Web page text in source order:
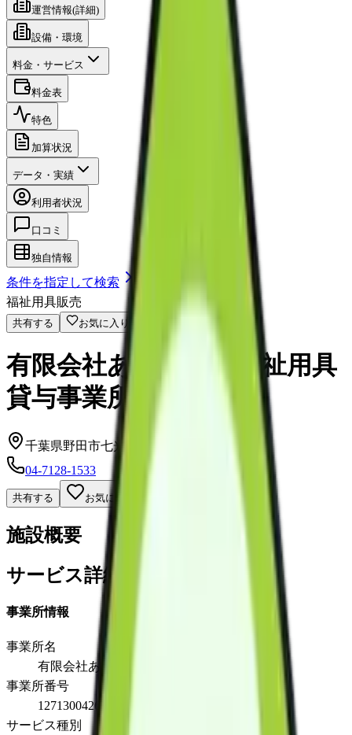
運営情報(詳細)
設備・環境
料金・サービス
料金表
特色
加算状況
データ・実績
利用者状況
口コミ
独自情報
条件を指定して検索
福祉用具販売
共有する お気に入り
有限会社あいらいふ福祉用具
貸与事業所
千葉県野田市七光台４２８番地４１
04-7128-1533
共有する お気に入り
施設概要
サービス詳細
事業所情報
事業所名
有限会社あいらいふ福祉用具貸与事業所
事業所番号
1271300426
サービス種別